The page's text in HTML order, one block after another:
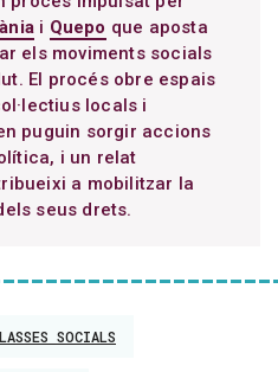
i Quepo que aposta
els moviments socials
El procés obre espais
locals i
puguin sorgir accions
i un relat
a mobilitzar la
seus drets.
SOCIALS